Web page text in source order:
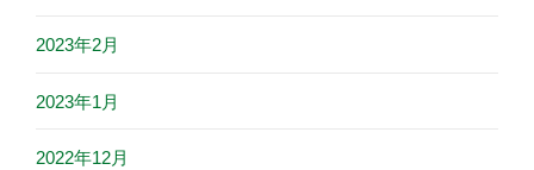
2023年2月
2023年1月
2022年12月